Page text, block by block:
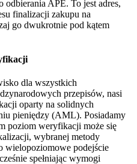
odbierania APE. To jest adres,
finalizacji zakupu na
go dwukrotnie pod kątem
dla wszystkich
przepisów, nasi
oparty na solidnych
pieniędzy (AML). Posiadamy
poziom weryfikacji może się
wybranej metody
wielopoziomowe podejście
spełniając wymogi